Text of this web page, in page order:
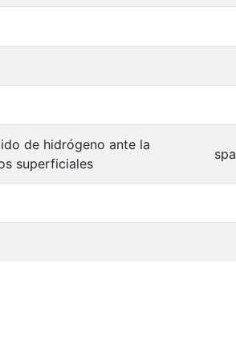
de hidrógeno ante la
superficiales
spa